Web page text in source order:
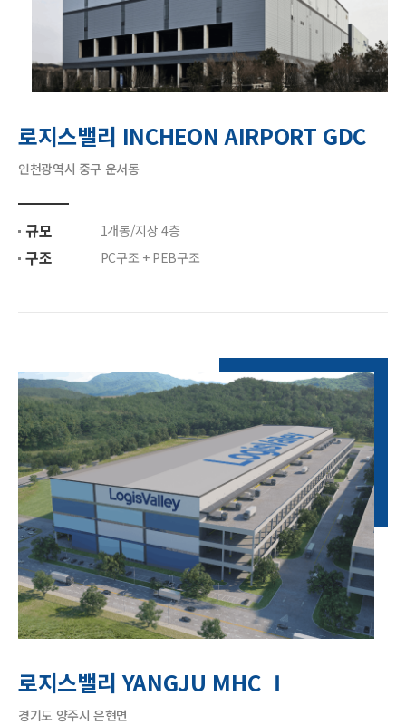
로지스밸리 INCHEON AIRPORT GDC
인천광역시 중구 운서동
규모 1개동/지상 4층
구조 PC구조 + PEB구조
로지스밸리 YANGJU MHC Ⅰ
경기도 양주시 은현면